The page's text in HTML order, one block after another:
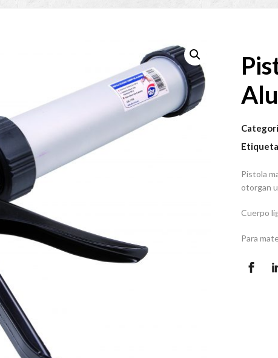
Pistola
otorgan
Cuerpo
Para